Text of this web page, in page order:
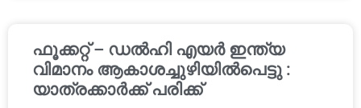
ഫൂക്കറ്റ് – ഡൽഹി എയര്‍ ഇന്ത്യ
വിമാനം ആകാശച്ചുഴിയില്‍പെട്ടു :
യാത്രക്കാര്‍ക്ക് പരിക്ക്